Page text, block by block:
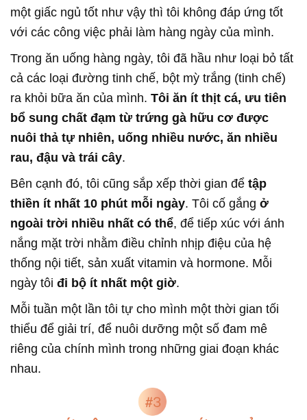
một giấc ngủ tốt như vậy thì tôi không đáp ứng tốt
với các công việc phải làm hàng ngày của mình.
Trong ăn uống hàng ngày, tôi đã hầu như loại bỏ tất
cả các loại đường tinh chế, bột mỳ trắng (tinh chế)
ra khỏi bữa ăn của mình. Tôi ăn ít thịt cá, ưu tiên
bổ sung chất đạm từ trứng gà hữu cơ được
nuôi thả tự nhiên, uống nhiều nước, ăn nhiều
rau, đậu và trái cây.
Bên cạnh đó, tôi cũng sắp xếp thời gian để tập
thiền ít nhất 10 phút mỗi ngày. Tôi cố gắng ở
ngoài trời nhiều nhất có thể, để tiếp xúc với ánh
nắng mặt trời nhằm điều chỉnh nhịp điệu của hệ
thống nội tiết, sản xuất vitamin và hormone. Mỗi
ngày tôi đi bộ ít nhất một giờ.
Mỗi tuần một lần tôi tự cho mình một thời gian tối
thiểu để giải trí, để nuôi dưỡng một số đam mê
riêng của chính mình trong những giai đoạn khác
nhau.